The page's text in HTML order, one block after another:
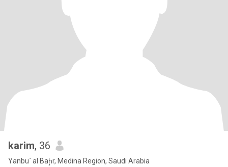
karim, 36
Yanbu` al Baḩr, Medina Region, Saudi Arabia